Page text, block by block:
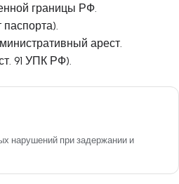
границы РФ.
арест.
91 УПК РФ).
нарушений при задержании и